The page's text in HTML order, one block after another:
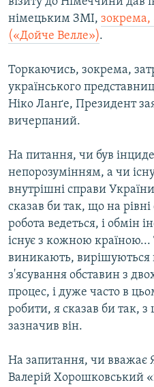
УКР
КТАТ
ДОЛУЧАЙСЯ!
Усі сайти RFE/RL
німецьким ЗМІ, зокрема,
(«Дойче Велле»).
Торкаючись, зокрема,
українського
Ніко Ланґе, Президент
вичерпаний.
На питання, чи був
непорозумінням, а чи
внутрішні справи
сказав би так, що на
робота ведеться, і обмін
існує з кожною країною...
виникають, вирішуються
з'ясування обставин з
процес, і дуже часто в
робити, я сказав би так, з
зазначив він.
На запитання, чи вважає
Валерій Хорошковський